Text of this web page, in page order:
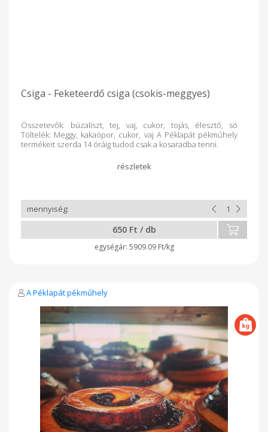
Csiga - Feketeerdő csiga (csokis-meggyes)
Összetevők: búzaliszt, tej, vaj, cukor, tojás, élesztő, só
Töltelék: Meggy, kakaópor, cukor, vaj A Péklapát pékműhely
termékeit szerda 14 óráig tudod csak a kosaradba tenni.
650 Ft / db
5909.09 Ft/kg
A Péklapát pékműhely